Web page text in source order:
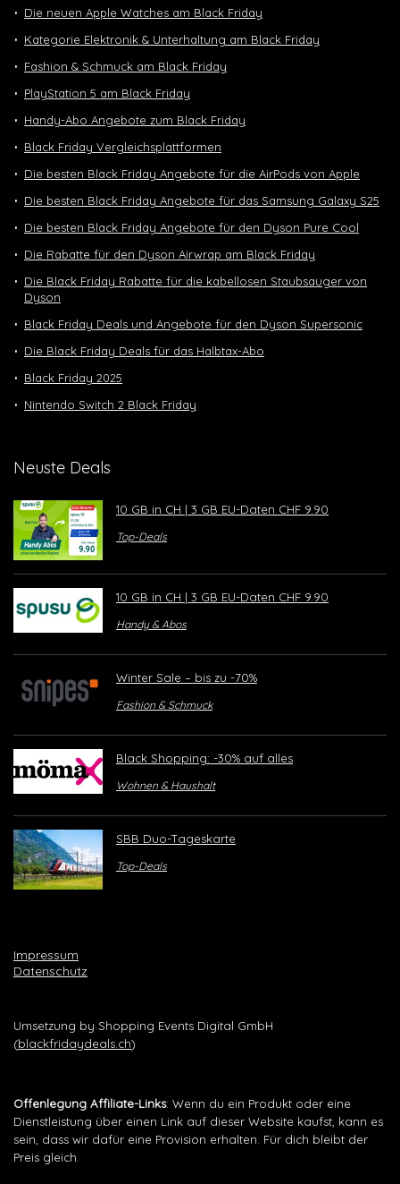
Die neuen Apple Watches am Black Friday
Kategorie Elektronik & Unterhaltung am Black Friday
Fashion & Schmuck am Black Friday
PlayStation 5 am Black Friday
Handy-Abo Angebote zum Black Friday
Black Friday Vergleichsplattformen
Die besten Black Friday Angebote für die AirPods von Apple
Die besten Black Friday Angebote für das Samsung Galaxy S25
Die besten Black Friday Angebote für den Dyson Pure Cool
Die Rabatte für den Dyson Airwrap am Black Friday
Die Black Friday Rabatte für die kabellosen Staubsauger von
Dyson
Black Friday Deals und Angebote für den Dyson Supersonic
Die Black Friday Deals für das Halbtax-Abo
Black Friday 2025
Nintendo Switch 2 Black Friday
Neuste Deals
10 GB in CH | 3 GB EU-Daten CHF 9.90
Top-Deals
10 GB in CH | 3 GB EU-Daten CHF 9.90
Handy & Abos
Winter Sale – bis zu -70%
Fashion & Schmuck
Black Shopping: -30% auf alles
Wohnen & Haushalt
SBB Duo-Tageskarte
Top-Deals
Impressum
Datenschutz
Umsetzung by Shopping Events Digital GmbH
(blackfridaydeals.ch)
Offenlegung Affiliate-Links: Wenn du ein Produkt oder eine
Dienstleistung über einen Link auf dieser Website kaufst, kann es
sein, dass wir dafür eine Provision erhalten. Für dich bleibt der
Preis gleich.